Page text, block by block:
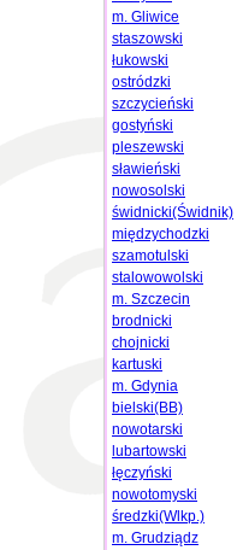
m. Gliwice
staszowski
łukowski
ostródzki
szczycieński
gostyński
pleszewski
sławieński
nowosolski
świdnicki(Świdnik)
międzychodzki
szamotulski
stalowowolski
m. Szczecin
brodnicki
chojnicki
kartuski
m. Gdynia
bielski(BB)
nowotarski
lubartowski
łęczyński
nowotomyski
średzki(Wlkp.)
m. Grudziądz